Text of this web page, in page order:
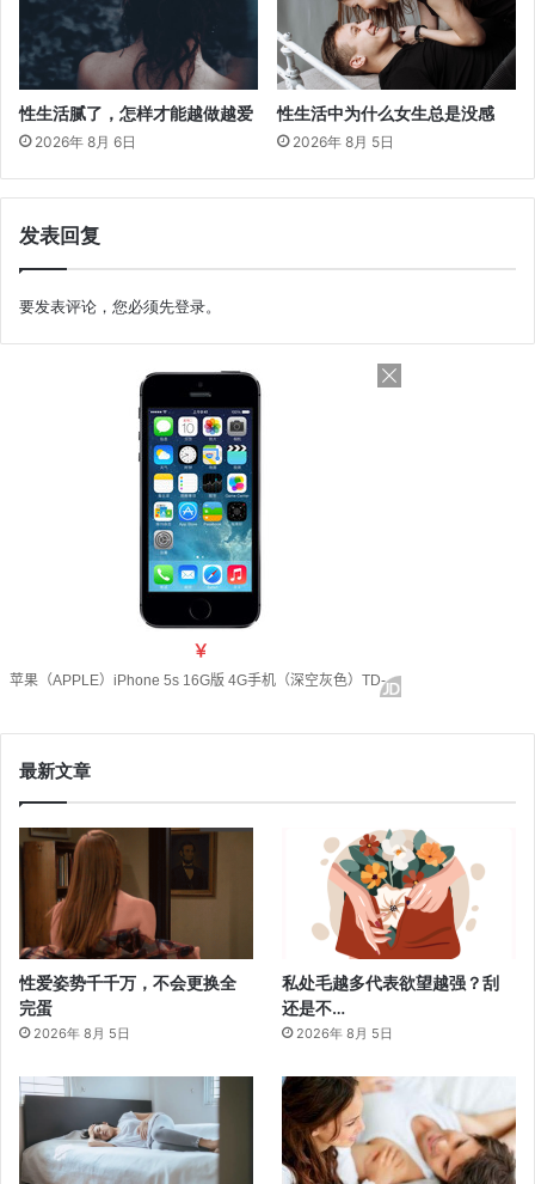
性生活腻了，怎样才能越做越爱
2026年 8月 6日
性生活中为什么女生总是没感
2026年 8月 5日
发表回复
要发表评论，您必须先登录。
最新文章
性爱姿势千千万，不会更换全
完蛋
2026年 8月 5日
私处毛越多代表欲望越强？刮
还是不…
2026年 8月 5日